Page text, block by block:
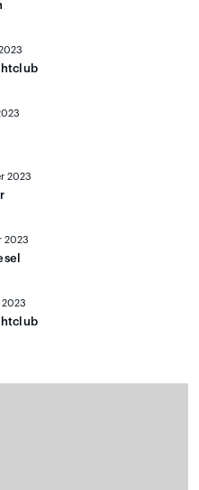
2023
2023
2023